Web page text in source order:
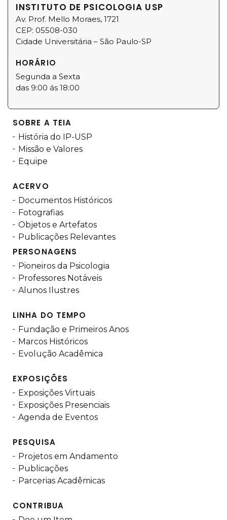
INSTITUTO DE PSICOLOGIA USP
Av. Prof. Mello Moraes, 1721
CEP: 05508-030
Cidade Universitária – São Paulo-SP
HORÁRIO
Segunda a Sexta
das 9:00 ás 18:00
SOBRE A TEIA
História do IP-USP
Missão e Valores
Equipe
ACERVO
Documentos Históricos
Fotografias
Objetos e Artefatos
Publicações Relevantes
PERSONAGENS
Pioneiros da Psicologia
Professores Notáveis
Alunos Ilustres
LINHA DO TEMPO
Fundação e Primeiros Anos
Marcos Históricos
Evolução Acadêmica
EXPOSIÇÕES
Exposições Virtuais
Exposições Presenciais
Agenda de Eventos
PESQUISA
Projetos em Andamento
Publicações
Parcerias Acadêmicas
CONTRIBUA